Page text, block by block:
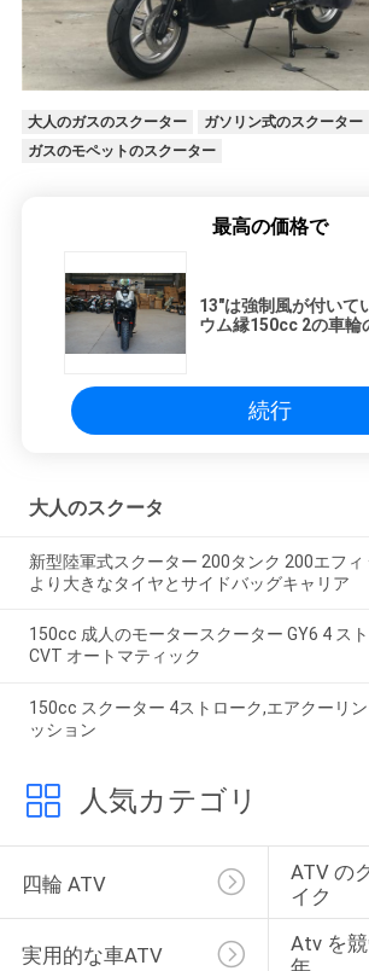
大人のガスのスクーター
ガソリン式のスクーター
ガスのモペットのスクーター
最高の価格で
13"は強制風が付いて
ウム縁150cc 2の車輪
続行
大人のスクータ
新型陸軍式スクーター 200タンク 200エフ
より大きなタイヤとサイドバッグキャリア
150cc 成人のモータースクーター GY6 4 ス
CVT オートマティック
150cc スクーター 4ストローク,エアクーリ
ッション
人気カテゴリ
四輪 ATV
ATV の
イク
実用的な車ATV
Atv を